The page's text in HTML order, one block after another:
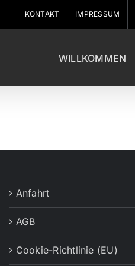
KONTAKT IMPRESSUM
WILLKOMMEN
Anfahrt
AGB
Cookie-Richtlinie (EU)